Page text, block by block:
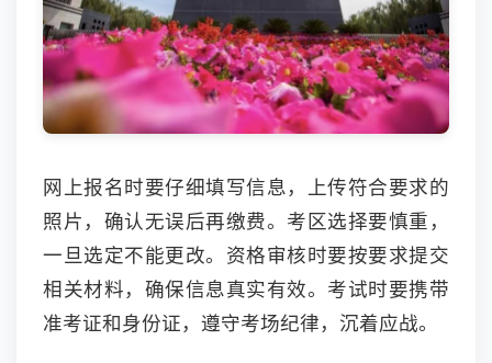
网上报名时要仔细填写信息，上传符合要求的
照片，确认无误后再缴费。考区选择要慎重，
一旦选定不能更改。资格审核时要按要求提交
相关材料，确保信息真实有效。考试时要携带
准考证和身份证，遵守考场纪律，沉着应战。